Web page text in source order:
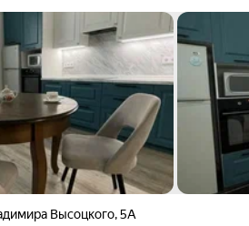
Высоцкого,5А